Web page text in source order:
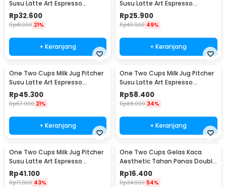
Susu Latte Art Espresso
Stainless Steel 350ml - J068
Rp32.600
Rp41.000 21%
+ Keranjang
Susu Latte Art Espresso
Stainless Steel 150ml - J068
Rp25.900
Rp49.900 49%
+ Keranjang
One Two Cups Milk Jug Pitcher
Susu Latte Art Espresso
Stainless Steel 600ml - J068
Rp45.300
Rp57.000 21%
+ Keranjang
One Two Cups Milk Jug Pitcher
Susu Latte Art Espresso
Stainless Steel 900ml - J068
Rp58.400
Rp88.000 34%
+ Keranjang
One Two Cups Milk Jug Pitcher
Susu Latte Art Espresso
Stainless Steel 350ml - 10084
Rp41.100
Rp71.900 43%
One Two Cups Gelas Kaca
Aesthetic Tahan Panas Double
Wall Glass 250ml - PLY1704
Rp16.400
Rp34.900 54%